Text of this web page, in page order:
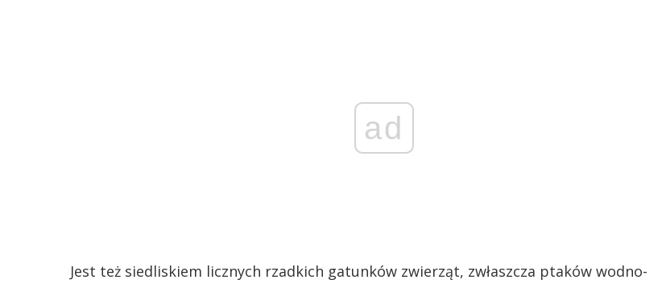
ad
Jest też siedliskiem licznych rzadkich gatunków zwierząt, zwłaszcza ptaków wodno-